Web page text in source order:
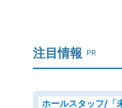
注目情報 PR